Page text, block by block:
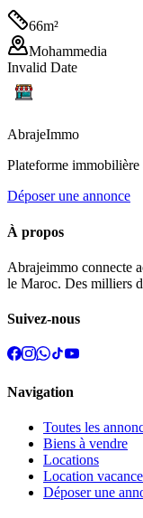
66m²
Mohammedia
Invalid Date
AbrajeImmo
Plateforme
Déposer une annonce
À propos
Abrajeimmo connecte
le Maroc. Des milliers
Suivez-nous
Navigation
Toutes les
Biens à vendre
Locations
Location
Déposer une